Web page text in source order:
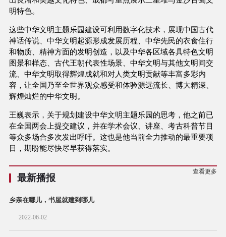
明特色。
这些中华文明主题乐园建设可利用数字化技术，展现中国古代
神话传说、中华文明起源形成发展历程、中华先民的衣食住行
和物质、精神方面的发明创造，以及中华各区域各具特色文明
图景和样态、古代王朝代表性场景、中华文明与其他文明间交
流、中华文明取得辉煌成就和对人类文明贡献等丰富多彩内
容，让全国乃至全世界观众感受和体验源远流长、博大精深、
辉煌灿烂的中华文明。
王巍表示，关于规划建设中华文明主题乐园的思考，他之前已
在全国两会上提交建议，并在学术会议、讲座、考古科普节目
等众多场合多次发出呼吁。这也是他当前全力推动的最重要项
目，期盼能尽快尽早获得落实。
最新播报
查看更多
乡亲在哪儿，书屋就建到哪儿
2022-06-02